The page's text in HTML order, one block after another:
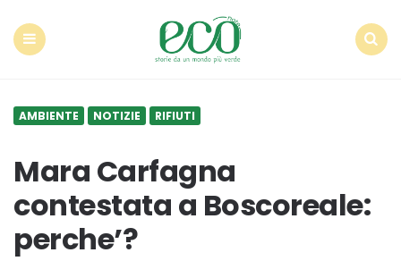
AMBIENTE NOTIZIE RIFIUTI
Mara Carfagna
contestata a Boscoreale:
perche’?